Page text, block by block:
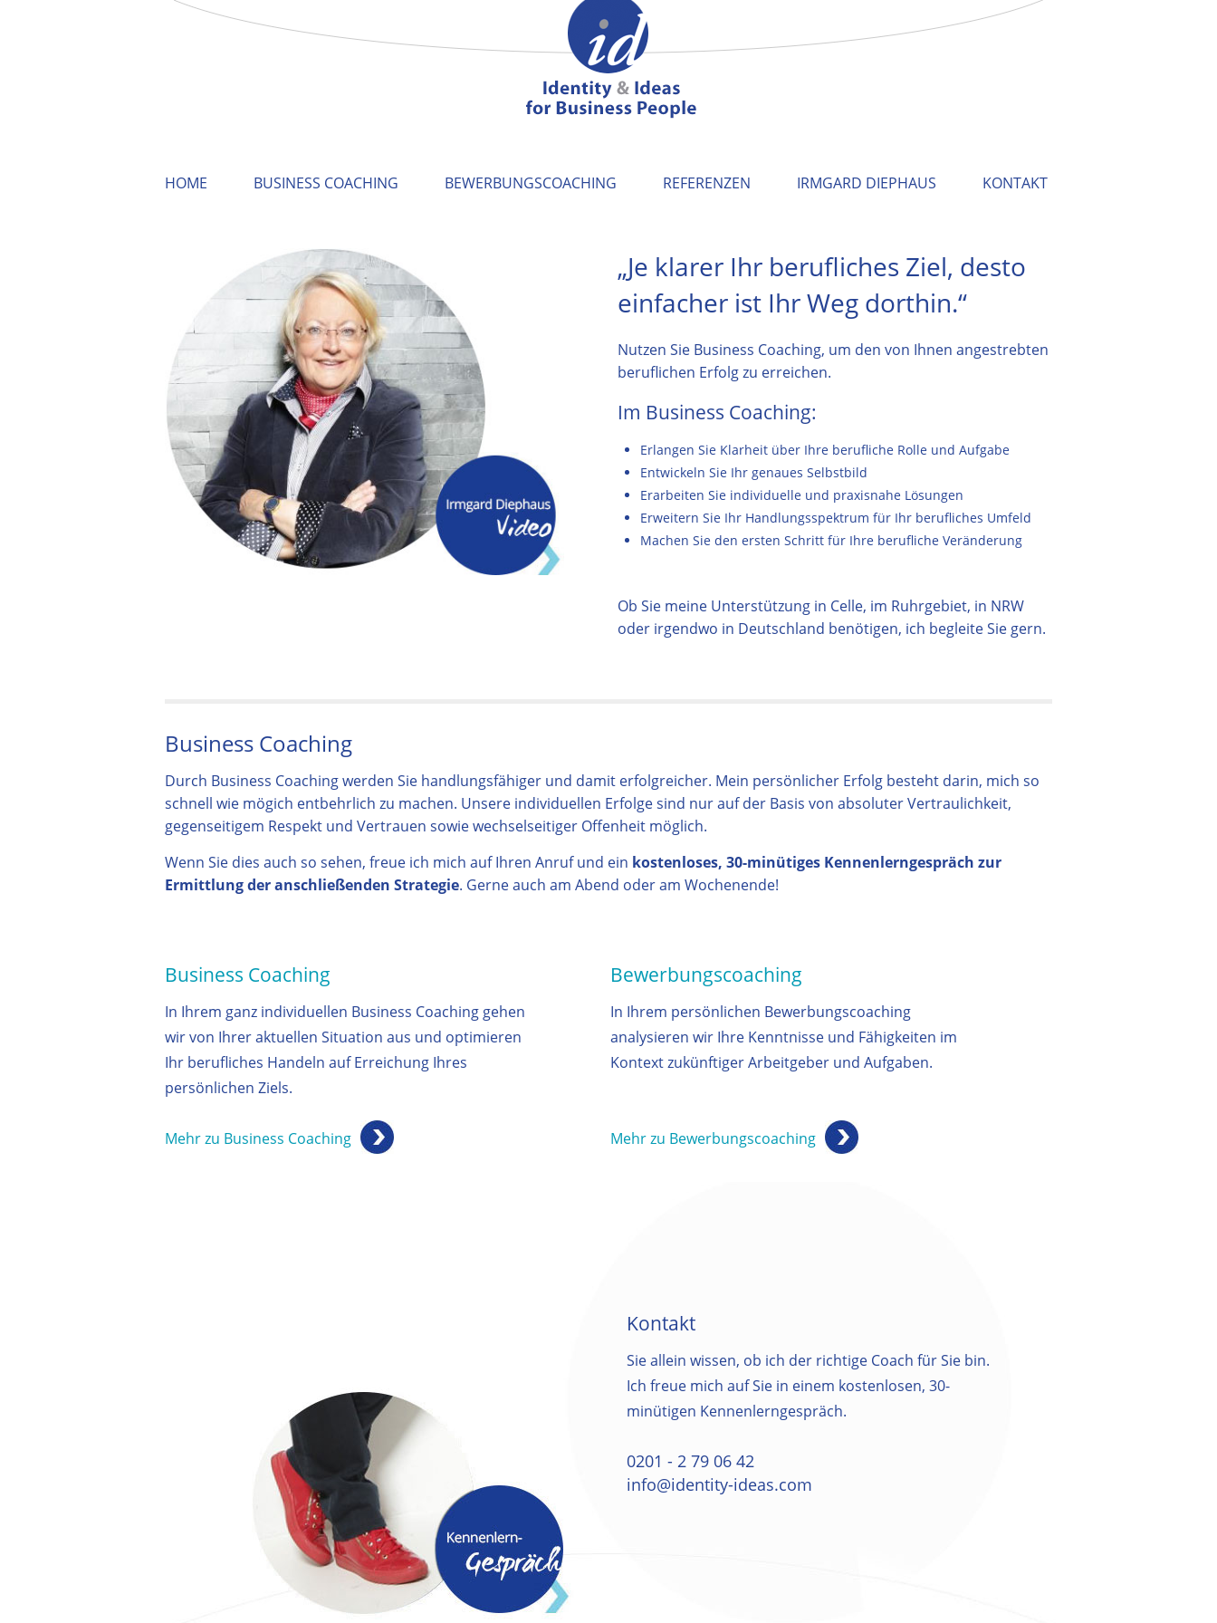
HOME BUSINESS COACHING BEWERBUNGSCOACHING REFERENZEN IRMGARD DIEPHAUS KONTAKT
„Je klarer Ihr berufliches Ziel, desto
einfacher ist Ihr Weg dorthin.“
Nutzen Sie Business Coaching, um den von Ihnen angestrebten
beruflichen Erfolg zu erreichen.
Im Business Coaching:
Erlangen Sie Klarheit über Ihre berufliche Rolle und Aufgabe
Entwickeln Sie Ihr genaues Selbstbild
Erarbeiten Sie individuelle und praxisnahe Lösungen
Erweitern Sie Ihr Handlungsspektrum für Ihr berufliches Umfeld
Machen Sie den ersten Schritt für Ihre berufliche Veränderung
Ob Sie meine Unterstützung in Celle, im Ruhrgebiet, in NRW
oder irgendwo in Deutschland benötigen, ich begleite Sie gern.
Business Coaching
Durch Business Coaching werden Sie handlungsfähiger und damit erfolgreicher. Mein persönlicher Erfolg besteht darin, mich so
schnell wie mögich entbehrlich zu machen. Unsere individuellen Erfolge sind nur auf der Basis von absoluter Vertraulichkeit,
gegenseitigem Respekt und Vertrauen sowie wechselseitiger Offenheit möglich.
Wenn Sie dies auch so sehen, freue ich mich auf Ihren Anruf und ein kostenloses, 30-minütiges Kennenlerngespräch zur
Ermittlung der anschließenden Strategie. Gerne auch am Abend oder am Wochenende!
Business Coaching
In Ihrem ganz individuellen Business Coaching gehen
wir von Ihrer aktuellen Situation aus und optimieren
Ihr berufliches Handeln auf Erreichung Ihres
persönlichen Ziels.
Mehr zu Business Coaching
Bewerbungscoaching
In Ihrem persönlichen Bewerbungscoaching
analysieren wir Ihre Kenntnisse und Fähigkeiten im
Kontext zukünftiger Arbeitgeber und Aufgaben.
Mehr zu Bewerbungscoaching
Kontakt
Sie allein wissen, ob ich der richtige Coach für Sie bin.
Ich freue mich auf Sie in einem kostenlosen, 30-
minütigen Kennenlerngespräch.
0201 - 2 79 06 42
info@identity-ideas.com